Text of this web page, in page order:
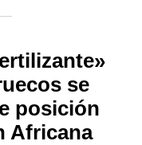
se
posición
Africana